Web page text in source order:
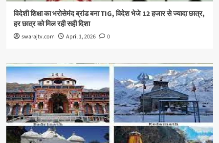
विदेशी शिक्षा का भरोसेमंद ब्रांड बना TIG, विदेश भेजे 12 हजार से ज्यादा छात्र,
हर छात्र को मिल रही सही दिशा
swarajtv.com April 1, 2026 0